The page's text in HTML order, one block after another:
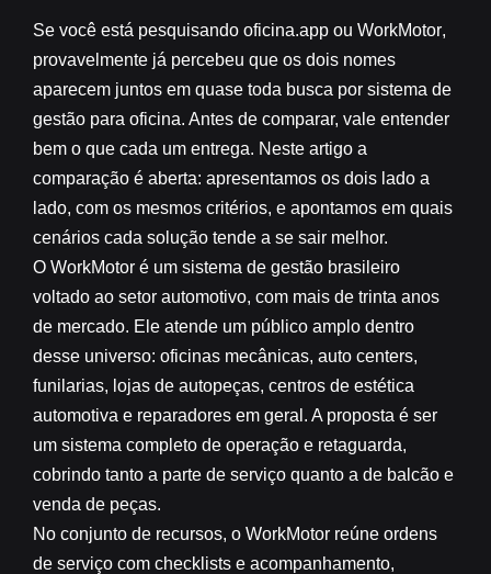
Se você está pesquisando oficina.app ou WorkMotor,
provavelmente já percebeu que os dois nomes
aparecem juntos em quase toda busca por sistema de
gestão para oficina. Antes de comparar, vale entender
bem o que cada um entrega. Neste artigo a
comparação é aberta: apresentamos os dois lado a
lado, com os mesmos critérios, e apontamos em quais
cenários cada solução tende a se sair melhor.
O WorkMotor é um sistema de gestão brasileiro
voltado ao setor automotivo, com mais de trinta anos
de mercado. Ele atende um público amplo dentro
desse universo: oficinas mecânicas, auto centers,
funilarias, lojas de autopeças, centros de estética
automotiva e reparadores em geral. A proposta é ser
um sistema completo de operação e retaguarda,
cobrindo tanto a parte de serviço quanto a de balcão e
venda de peças.
No conjunto de recursos, o WorkMotor reúne ordens
de serviço com checklists e acompanhamento,